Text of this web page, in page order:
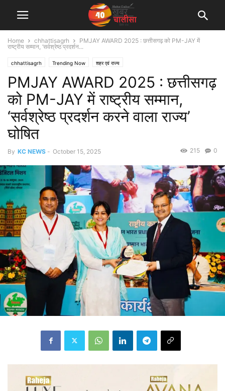
Home chhattisagrh
PMJAY AWARD 2025 : छत्तीसगढ़ को PM-JAY में
राष्ट्रीय सम्मान, ‘सर्वश्रेष्ठ प्रदर्शन...
chhattisagrh Trending Now शहर एवं राज्य
PMJAY AWARD 2025 : छत्तीसगढ़
को PM-JAY में राष्ट्रीय सम्मान,
‘सर्वश्रेष्ठ प्रदर्शन करने वाला राज्य’
घोषित
By KC NEWS - October 15, 2025 0
215